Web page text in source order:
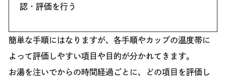
認・評価を行う
簡単な手順にはなりますが、各手順やカップの温度帯に
よって評価しやすい項目や目的が分かれてきます。
お湯を注いでからの時間経過ごとに、どの項目を評価し